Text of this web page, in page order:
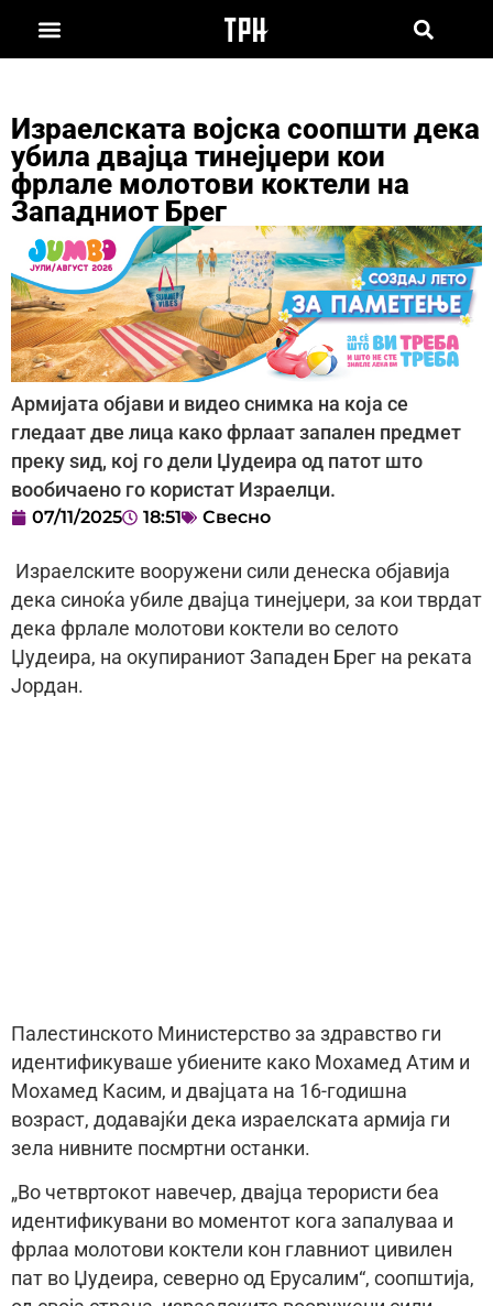
Израелската војска соопшти дека
убила двајца тинејџери кои
фрлале молотови коктели на
Западниот Брег
Армијата објави и видео снимка на која се
гледаат две лица како фрлаат запален предмет
преку ѕид, кој го дели Џудеира од патот што
вообичаено го користат Израелци.
07/11/2025 18:51 Свесно
Израелските вооружени сили денеска објавија
дека синоќа убиле двајца тинејџери, за кои тврдат
дека фрлале молотови коктели во селото
Џудеира, на окупираниот Западен Брег на реката
Јордан.
Палестинското Министерство за здравство ги
идентификуваше убиените како Мохамед Атим и
Мохамед Касим, и двајцата на 16-годишна
возраст, додавајќи дека израелската армија ги
зела нивните посмртни останки.
„Во четвртокот навечер, двајца терористи беа
идентификувани во моментот кога запалуваа и
фрлаа молотови коктели кон главниот цивилен
пат во Џудеира, северно од Ерусалим“, соопштија,